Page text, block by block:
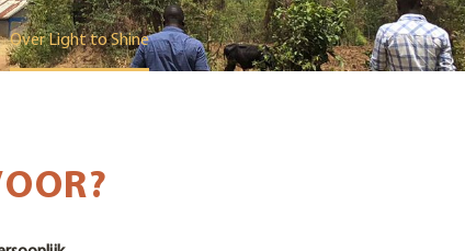
Over Light to Shine